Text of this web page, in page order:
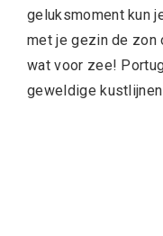
geluksmoment kun
met je gezin de zon
wat voor zee!
geweldige